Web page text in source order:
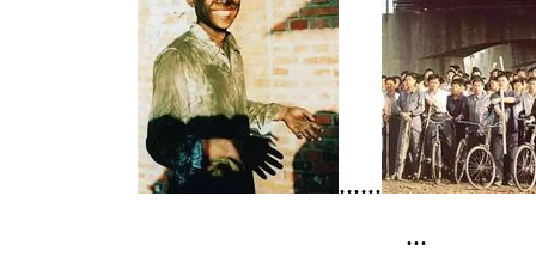
......
...